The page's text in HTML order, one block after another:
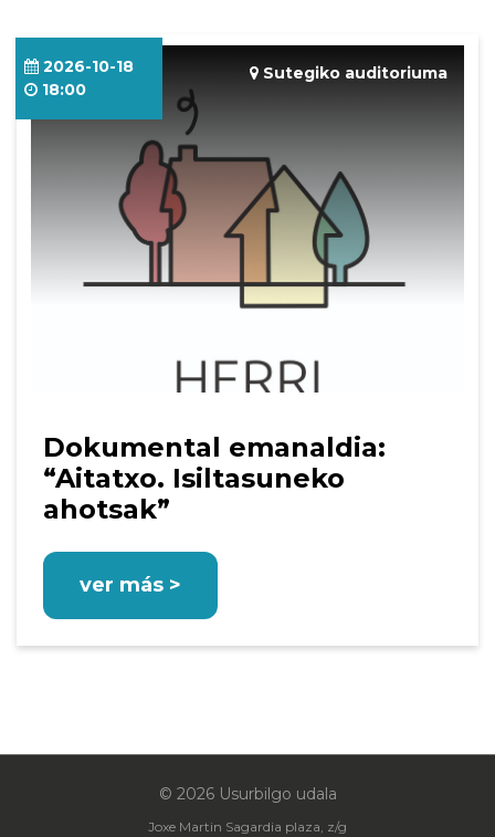
Sutegiko auditoriuma
2026-10-18
18:00
Dokumental emanaldia:
“Aitatxo. Isiltasuneko
ahotsak”
ver más >
© 2026 Usurbilgo udala
Joxe Martin Sagardia plaza, z/g